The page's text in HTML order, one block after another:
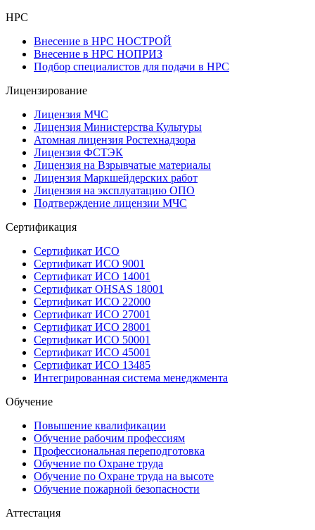
НРС
Внесение в НРС НОСТРОЙ
Внесение в НРС НОПРИЗ
Подбор специалистов для подачи в НРС
Лицензирование
Лицензия МЧС
Лицензия Министерства Культуры
Атомная лицензия Ростехнадзора
Лицензия ФСТЭК
Лицензия на Взрывчатые материалы
Лицензия Маркшейдерских работ
Лицензия на эксплуатацию ОПО
Подтверждение лицензии МЧС
Сертификация
Сертификат ИСО
Сертификат ИСО 9001
Сертификат ИСО 14001
Сертификат OHSAS 18001
Сертификат ИСО 22000
Сертификат ИСО 27001
Сертификат ИСО 28001
Сертификат ИСО 50001
Сертификат ИСО 45001
Сертификат ИСО 13485
Интегрированная система менеджмента
Обучение
Повышение квалификации
Обучение рабочим профессиям
Профессиональная переподготовка
Обучение по Охране труда
Обучение по Охране труда на высоте
Обучение пожарной безопасности
Аттестация